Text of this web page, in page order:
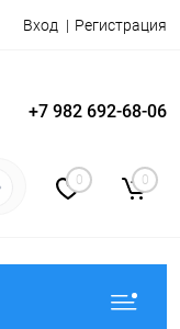
Вход Регистрация
+7 982 692-68-06
0 0